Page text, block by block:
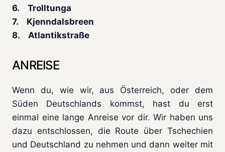
6. Trolltunga
7. Kjenndalsbreen
8. Atlantikstraße
ANREISE
Wenn du, wie wir, aus Österreich, oder dem
Süden Deutschlands kommst, hast du erst
einmal eine lange Anreise vor dir. Wir haben uns
dazu entschlossen, die Route über Tschechien
und Deutschland zu nehmen und dann weiter mit